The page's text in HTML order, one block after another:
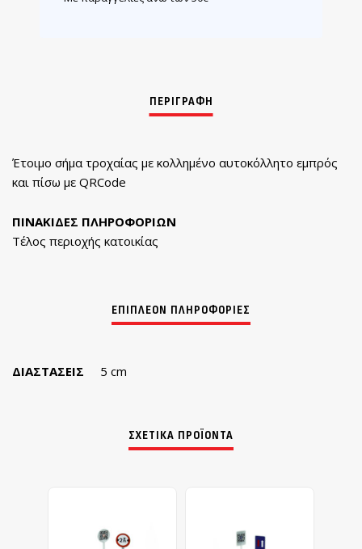
Έτοιμο σήμα τροχαίας με κολλημένο αυτοκόλλητο εμπρός
και πίσω με QRCode
ΠΙΝΑΚΙΔΕΣ ΠΛΗΡΟΦΟΡΙΩΝ
Τέλος περιοχής κατοικίας
ΔΙΑΣΤΆΣΕΙΣ 5 cm
ΣΧΕΤΙΚΆ ΠΡΟΪΌΝΤΑ